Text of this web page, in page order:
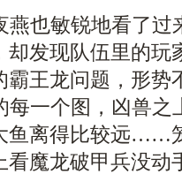
也敏锐地看了过
却发现队伍里的玩
霸王龙问题，形势
一个图，凶兽之
鱼离得比较远……
看魔龙破甲兵没动